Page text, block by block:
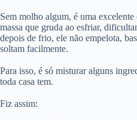
Sem molho algum, é uma
massa que gruda ao esfriar,
depois de frio, ele não empelota,
soltam facilmente.
Para isso, é só misturar alguns
toda casa tem.
Fiz assim: